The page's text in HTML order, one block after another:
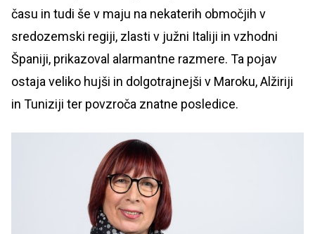
času in tudi še v maju na nekaterih območjih v
sredozemski regiji, zlasti v južni Italiji in vzhodni
Španiji, prikazoval alarmantne razmere. Ta pojav
ostaja veliko hujši in dolgotrajnejši v Maroku, Alžiriji
in Tuniziji ter povzroča znatne posledice.